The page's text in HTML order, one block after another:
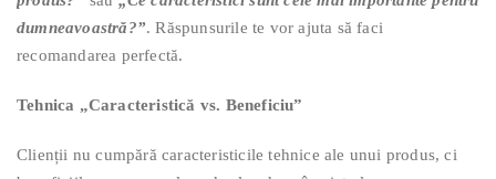
dumneavoastră?”. Răspunsurile te vor ajuta să faci
recomandarea perfectă.
Tehnica „Caracteristică vs. Beneficiu”
Clienții nu cumpără caracteristicile tehnice ale unui produs, ci